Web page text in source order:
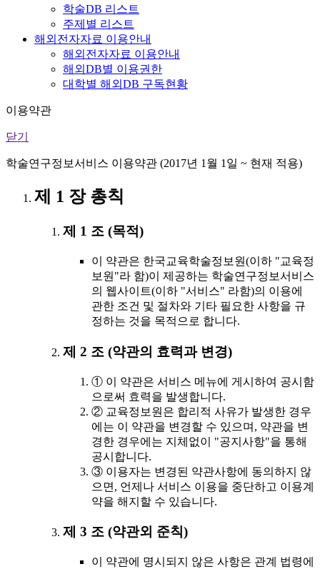
학술DB 리스트
주제별 리스트
해외전자자료 이용안내
해외전자자료 이용안내
해외DB별 이용권한
대학별 해외DB 구독현황
이용약관
닫기
학술연구정보서비스 이용약관 (2017년 1월 1일 ~ 현재 적용)
제 1 장 총칙
제 1 조 (목적)
이 약관은 한국교육학술정보원(이하 "교육정
보원"라 함)이 제공하는 학술연구정보서비스
의 웹사이트(이하 "서비스" 라함)의 이용에
관한 조건 및 절차와 기타 필요한 사항을 규
정하는 것을 목적으로 합니다.
제 2 조 (약관의 효력과 변경)
① 이 약관은 서비스 메뉴에 게시하여 공시함
으로써 효력을 발생합니다.
② 교육정보원은 합리적 사유가 발생한 경우
에는 이 약관을 변경할 수 있으며, 약관을 변
경한 경우에는 지체없이 "공지사항"을 통해
공시합니다.
③ 이용자는 변경된 약관사항에 동의하지 않
으면, 언제나 서비스 이용을 중단하고 이용계
약을 해지할 수 있습니다.
제 3 조 (약관외 준칙)
이 약관에 명시되지 않은 사항은 관계 법령에